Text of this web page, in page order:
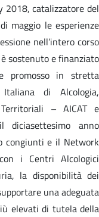
2018, catalizzatore del
maggio le esperienze
nell’intero corso
sostenuto e finanziato
promosso in stretta
di Alcologia,
Territoriali – AICAT e
anno
congiunti e il Network
i Centri Alcologici
la disponibilità dei
una adeguata
elevati di tutela della